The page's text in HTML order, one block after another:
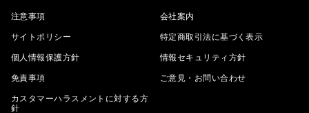
注意事項 会社案内
サイトポリシー 特定商取引法に基づく表示
個人情報保護方針 情報セキュリティ方針
免責事項 ご意見・お問い合わせ
カスタマーハラスメントに対する方
針